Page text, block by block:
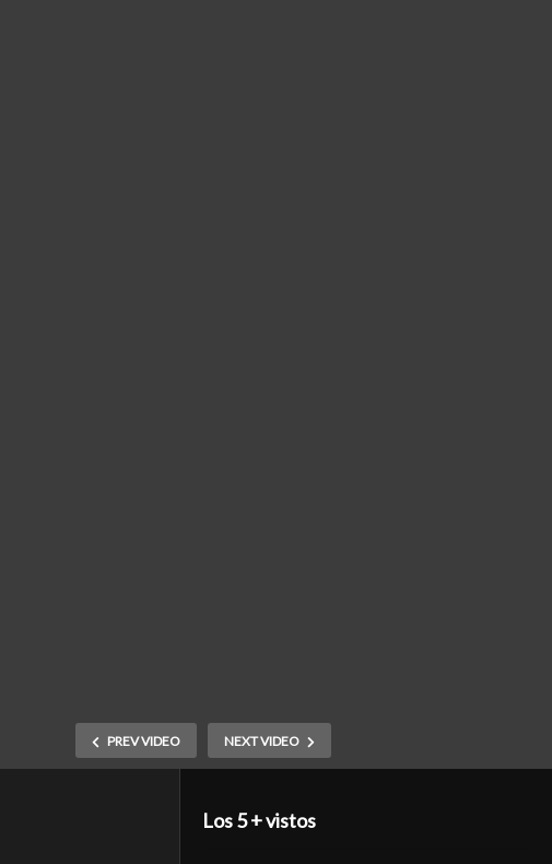
PREV VIDEO NEXT VIDEO
Los 5 + vistos